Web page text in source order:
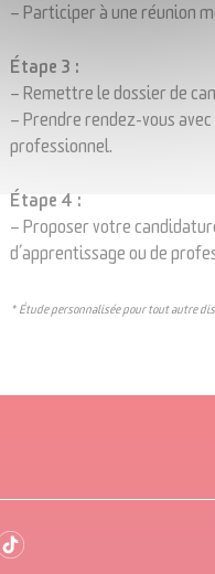
– Participer à une réunion
Étape 3 :
– Remettre le dossier de
– Prendre rendez-vous
professionnel.
Étape 4 :
– Proposer votre
d’apprentissageou de
* Étude personnalisée pour tout autre